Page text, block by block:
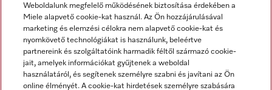
Hírlevél
Weboldalunk megfelelő működésének biztosítása érdekében a
Miele alapvető cookie-kat használ. Az Ön hozzájárulásával
marketing és elemzési célokra nem alapvető cookie-kat és
nyomkövető technológiákat is használunk, beleértve
partnereink és szolgáltatóink harmadik féltől származó cookie-
jait, amelyek információkat gyűjtenek a weboldal
használatáról, és segítenek személyre szabni és javítani az Ön
online élményét. A cookie-kat hirdetések személyre szabására